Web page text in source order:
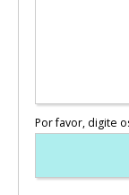
Por favor, digite